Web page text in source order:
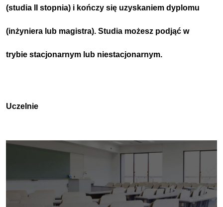
(studia II stopnia) i kończy się uzyskaniem dyplomu
(inżyniera lub magistra).Studia możesz podjąć w
trybiestacjonarnym lub niestacjonarnym.
Uczelnie